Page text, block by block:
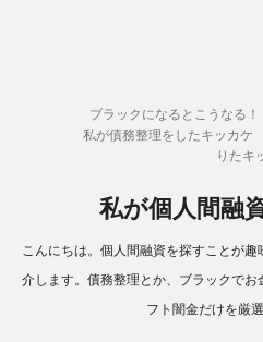
ブラックになるとこうなる！
私が債務整理をしたキッカケ
りたキ
私が個人間融
こんにちは。個人間融資を探すことが
介します。債務整理とか、ブラックで
フト闇金だけを厳